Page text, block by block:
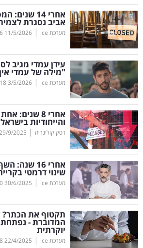
מדדים
ומחקרים
דעות
רכילות
עסקית
קריפטו
ויראלי
טלוויזיה
עסקי
ספורט
קריירה
ולימודים
אחרי 14
אביב נסגרת
מערכת ice |
11/5/2026
עידן עמדי מגיב
"מילה של עמדי
מערכת ice |
3/5/2026
אחרי 8
והייחודיות
דסק קולינריה |
9/2025
אחרי 16
שינוי דרמטי
מערכת ice |
30/6/2025
תקטוף את הכתר?
המדוברת -
יוקרתית
מערכת ice |
22/4/2025